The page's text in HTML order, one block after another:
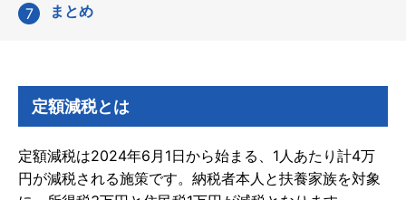
まとめ
定額減税とは
定額減税は2024年6月1日から始まる、1人あたり計4万
円が減税される施策です。納税者本人と扶養家族を対象